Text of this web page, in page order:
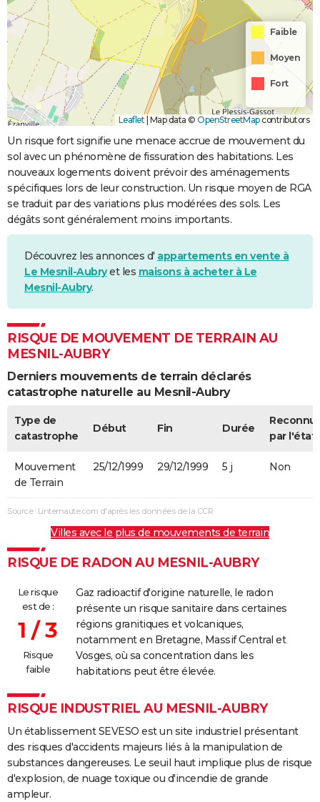
Faible
Moyen
Fort
Leaflet| Map data © OpenStreetMapcontributors
Un risque fort signifie une menace accrue de mouvement du
sol avec un phénomène de fissuration des habitations. Les
nouveaux logements doivent prévoir des aménagements
spécifiques lors de leur construction. Un risque moyen de RGA
se traduit par des variations plus modérées des sols. Les
dégâts sont généralement moins importants.
Découvrez les annonces d' appartements en vente à
Le Mesnil-Aubryet les maisons à acheter à Le
Mesnil-Aubry.
RISQUE DE MOUVEMENT DE TERRAIN AU
MESNIL-AUBRY
Derniers mouvements de terrain déclarés
catastrophe naturelle au Mesnil-Aubry
Type de
catastrophe
Début Fin Durée
par l'état
Mouvement
de Terrain
25/12/1999 29/12/1999 5 j Non
Source : Linternaute.com d'après les données de la CCR
Villes avec le plus de mouvements de terrain
RISQUE DE RADON AU MESNIL-AUBRY
Le risque
est de :
1 / 3
Risque
faible
Gaz radioactif d'origine naturelle, le radon
présente un risque sanitaire dans certaines
régions granitiques et volcaniques,
notamment en Bretagne, Massif Central et
Vosges, où sa concentration dans les
habitations peut être élevée.
RISQUE INDUSTRIEL AU MESNIL-AUBRY
Un établissement SEVESO est un site industriel présentant
des risques d'accidents majeurs liés à la manipulation de
substances dangereuses. Le seuil haut implique plus de risque
d'explosion, de nuage toxique ou d'incendie de grande
ampleur.